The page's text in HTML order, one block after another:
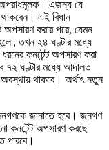
অপরাধমূলক। এজন্য যে
এই বিধান
করার পরে, যেমন
তখন ২৪ ঘণ্টার মধ্যে
কনটেন্ট অপসারণ করা
৭২ ঘণ্টার মধ্যে আদালত
থাকবে। অর্থাৎ নতুন
জানাতে হবে। জনগণ
কনটেন্ট অপসারণ করছে
পারবে।